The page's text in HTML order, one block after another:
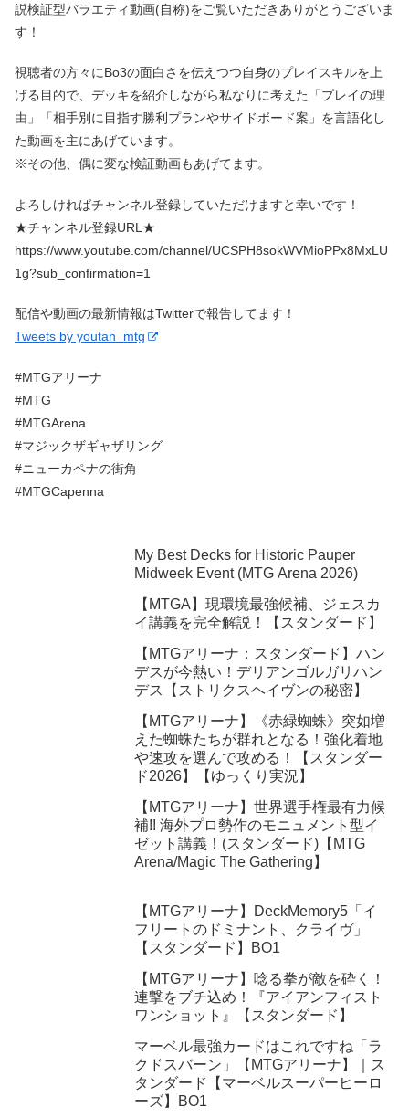
説検証型バラエティ動画(自称)をご覧いただきありがとうございま
す！
視聴者の方々にBo3の面白さを伝えつつ自身のプレイスキルを上
げる目的で、デッキを紹介しながら私なりに考えた「プレイの理
由」「相手別に目指す勝利プランやサイドボード案」を言語化し
た動画を主にあげています。
※その他、偶に変な検証動画もあげてます。
よろしければチャンネル登録していただけますと幸いです！
★チャンネル登録URL★
https://www.youtube.com/channel/UCSPH8sokWVMioPPx8MxLU
1g?sub_confirmation=1
配信や動画の最新情報はTwitterで報告してます！
Tweets by youtan_mtg
#MTGアリーナ
#MTG
#MTGArena
#マジックザギャザリング
#ニューカペナの街角
#MTGCapenna
My Best Decks for Historic Pauper
Midweek Event (MTG Arena 2026)
【MTGA】現環境最強候補、ジェスカ
イ講義を完全解説！【スタンダード】
【MTGアリーナ：スタンダード】ハン
デスが今熱い！デリアンゴルガリハン
デス【ストリクスヘイヴンの秘密】
【MTGアリーナ】《赤緑蜘蛛》突如増
えた蜘蛛たちが群れとなる！強化着地
や速攻を選んで攻める！【スタンダー
ド2026】【ゆっくり実況】
【MTGアリーナ】世界選手権最有力候
補!! 海外プロ勢作のモニュメント型イ
ゼット講義！(スタンダード)【MTG
Arena/Magic The Gathering】
【MTGアリーナ】DeckMemory5「イ
フリートのドミナント、クライヴ」
【スタンダード】BO1
【MTGアリーナ】唸る拳が敵を砕く！
連撃をブチ込め！『アイアンフィスト
ワンショット』【スタンダード】
マーベル最強カードはこれですね「ラ
クドスバーン」【MTGアリーナ】｜ス
タンダード【マーベルスーパーヒーロ
ーズ】BO1